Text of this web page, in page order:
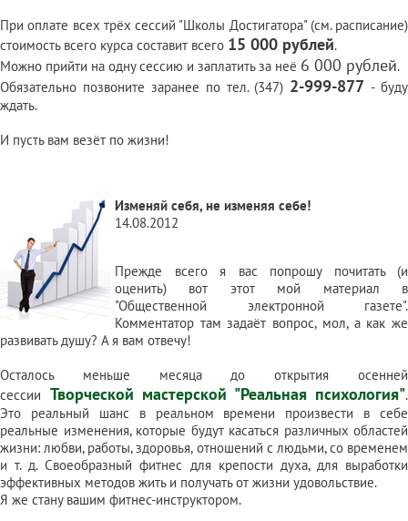
При оплате всех трёх сессий "Школы Достигатора" (см. расписание)
стоимость всего курса составит всего 15 000 рублей.
Можно прийти на одну сессию и заплатить за неё 6 000 рублей.
Обязательно позвоните заранее по тел. (347) 2-999-877 - буду
ждать.
И пусть вам везёт по жизни!
Изменяй себя, не изменяя себе!
14.08.2012
Прежде всего я вас попрошу почитать (и
оценить) вот этот мой материал в
"Общественной электронной газете".
Комментатор там задаёт вопрос, мол, а как же
развивать душу? А я вам отвечу!
Осталось меньше месяца до открытия осенней
сессии Творческой мастерской "Реальная психология".
Это реальный шанс в реальном времени произвести в себе
реальные изменения, которые будут касаться различных областей
жизни: любви, работы, здоровья, отношений с людьми, со временем
и т. д. Своеобразный фитнес для крепости духа, для выработки
эффективных методов жить и получать от жизни удовольствие.
Я же стану вашим фитнес-инструктором.